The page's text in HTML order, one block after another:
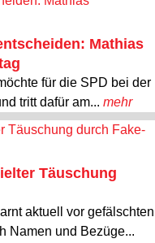
Mathias
für die SPD bei der
tritt dafür am... mehr
Täuschung
aktuell vor gefälschten
Namen und Bezüge...